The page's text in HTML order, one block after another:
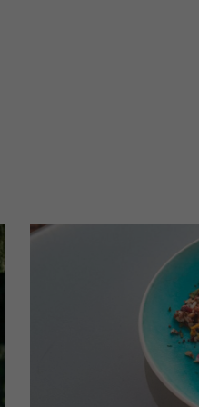
i marketingu własnego